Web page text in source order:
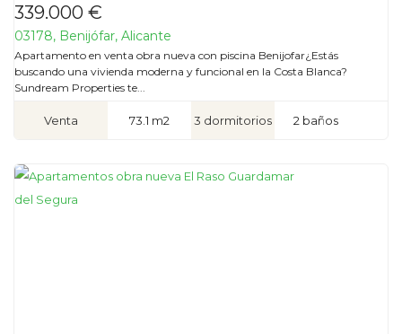
339.000 €
03178, Benijófar, Alicante
Apartamento en venta obra nueva con piscina Benijofar¿Estás
buscando una vivienda moderna y funcional en la Costa Blanca?
Sundream Properties te...
Venta 73.1 m2 3 dormitorios 2 baños